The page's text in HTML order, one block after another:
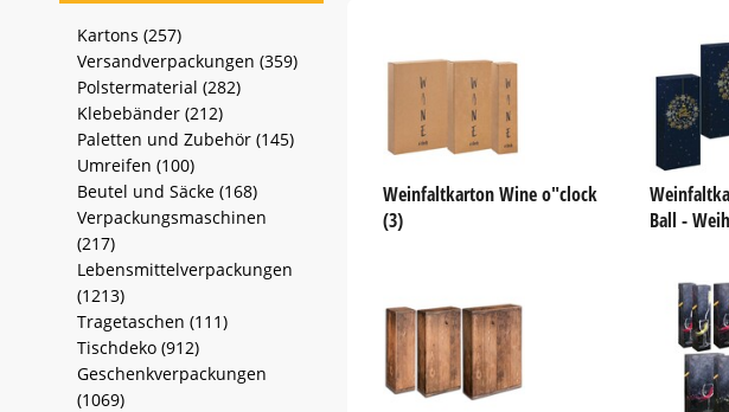
Kartons (257)
Versandverpackungen (359)
Polstermaterial (282)
Klebebänder (212)
Paletten und Zubehör (145)
Umreifen (100)
Beutel und Säcke (168)
Verpackungsmaschinen
(217)
Lebensmittelverpackungen
(1213)
Tragetaschen (111)
Tischdeko (912)
Geschenkverpackungen
(1069)
Weinfaltkarton Wine o"clock
(3)
Ball -